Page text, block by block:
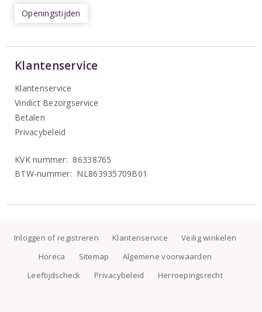
Openingstijden
Klantenservice
Klantenservice
Vindict Bezorgservice
Betalen
Privacybeleid
KVK nummer: 86338765
BTW-nummer: NL863935709B01
Inloggen of registreren Klantenservice
Veilig winkelen
Horeca
Sitemap
Algemene voorwaarden
Leeftijdscheck
Privacybeleid Herroepingsrecht